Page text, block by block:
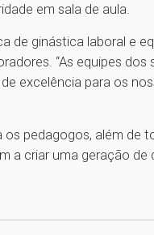
em sala de aula.
de ginástica laboral e
“As equipes
excelência para os
pedagogos, além de
a criar uma geração de